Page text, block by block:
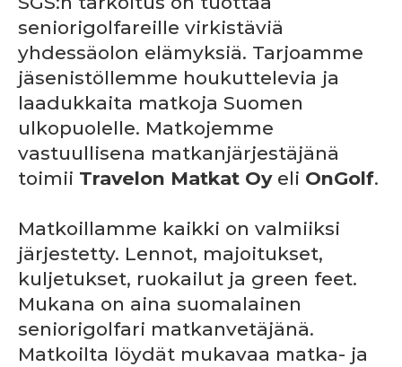
seniorigolfareille virkistäviä
yhdessäolon elämyksiä. Tarjoamme
jäsenistöllemme houkuttelevia ja
laadukkaita matkoja Suomen
ulkopuolelle. Matkojemme
vastuullisena matkanjärjestäjänä
toimii Travelon Matkat Oyeli OnGolf.
Matkoillamme kaikki on valmiiksi
järjestetty. Lennot, majoitukset,
kuljetukset, ruokailut ja green feet.
Mukana on aina suomalainen
seniorigolfari matkanvetäjänä.
Matkoilta löydät mukavaa matka- ja